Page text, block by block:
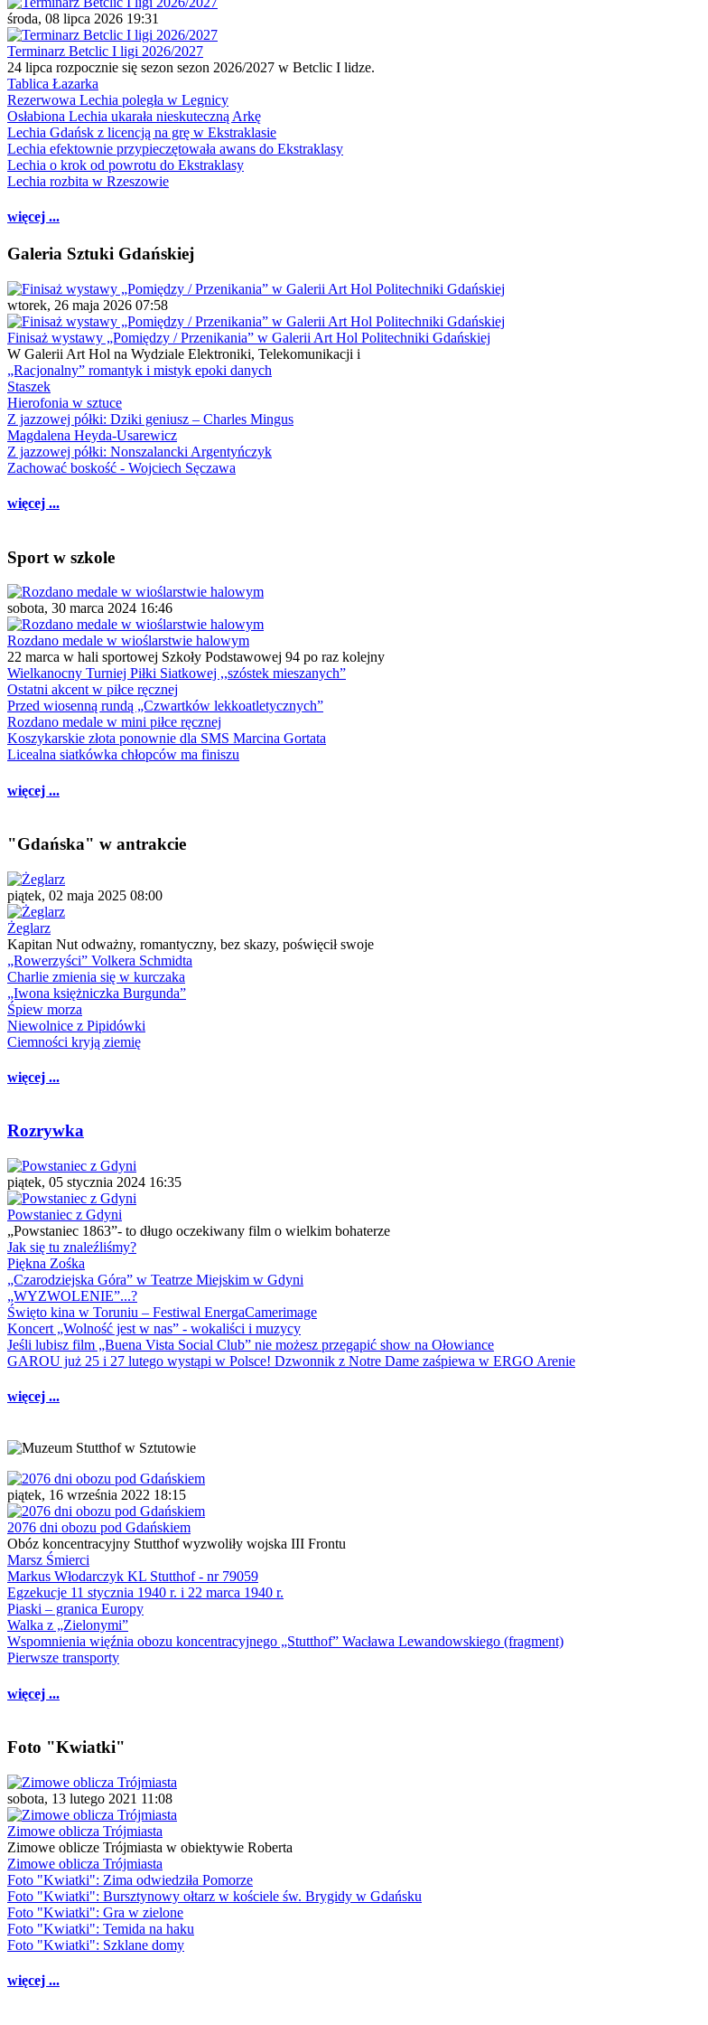
środa, 08 lipca 2026 19:31
Terminarz Betclic I ligi 2026/2027
24 lipca rozpocznie się sezon sezon 2026/2027 w Betclic I lidze.
Tablica Łazarka
Rezerwowa Lechia poległa w Legnicy
Osłabiona Lechia ukarała nieskuteczną Arkę
Lechia Gdańsk z licencją na grę w Ekstraklasie
Lechia efektownie przypieczętowała awans do Ekstraklasy
Lechia o krok od powrotu do Ekstraklasy
Lechia rozbita w Rzeszowie
więcej ...
Galeria Sztuki Gdańskiej
wtorek, 26 maja 2026 07:58
Finisaż wystawy „Pomiędzy / Przenikania” w Galerii Art Hol Politechniki Gdańskiej
W Galerii Art Hol na Wydziale Elektroniki, Telekomunikacji i
„Racjonalny” romantyk i mistyk epoki danych
Staszek
Hierofonia w sztuce
Z jazzowej półki: Dziki geniusz – Charles Mingus
Magdalena Heyda-Usarewicz
Z jazzowej półki: Nonszalancki Argentyńczyk
Zachować boskość - Wojciech Sęczawa
więcej ...
Sport w szkole
sobota, 30 marca 2024 16:46
Rozdano medale w wioślarstwie halowym
22 marca w hali sportowej Szkoły Podstawowej 94 po raz kolejny
Wielkanocny Turniej Piłki Siatkowej ,,szóstek mieszanych”
Ostatni akcent w piłce ręcznej
Przed wiosenną rundą „Czwartków lekkoatletycznych”
Rozdano medale w mini piłce ręcznej
Koszykarskie złota ponownie dla SMS Marcina Gortata
Licealna siatkówka chłopców ma finiszu
więcej ...
"Gdańska" w antrakcie
piątek, 02 maja 2025 08:00
Żeglarz
Kapitan Nut odważny, romantyczny, bez skazy, poświęcił swoje
„Rowerzyści” Volkera Schmidta
Charlie zmienia się w kurczaka
„Iwona księżniczka Burgunda”
Śpiew morza
Niewolnice z Pipidówki
Ciemności kryją ziemię
więcej ...
Rozrywka
piątek, 05 stycznia 2024 16:35
Powstaniec z Gdyni
„Powstaniec 1863”- to długo oczekiwany film o wielkim bohaterze
Jak się tu znaleźliśmy?
Piękna Zośka
„Czarodziejska Góra” w Teatrze Miejskim w Gdyni
„WYZWOLENIE”...?
Święto kina w Toruniu – Festiwal EnergaCamerimage
Koncert „Wolność jest w nas” - wokaliści i muzycy
Jeśli lubisz film „Buena Vista Social Club” nie możesz przegapić show na Ołowiance
GAROU już 25 i 27 lutego wystąpi w Polsce! Dzwonnik z Notre Dame zaśpiewa w ERGO Arenie
więcej ...
piątek, 16 września 2022 18:15
2076 dni obozu pod Gdańskiem
Obóz koncentracyjny Stutthof wyzwoliły wojska III Frontu
Marsz Śmierci
Markus Włodarczyk KL Stutthof - nr 79059
Egzekucje 11 stycznia 1940 r. i 22 marca 1940 r.
Piaski – granica Europy
Walka z „Zielonymi”
Wspomnienia więźnia obozu koncentracyjnego „Stutthof” Wacława Lewandowskiego (fragment)
Pierwsze transporty
więcej ...
Foto "Kwiatki"
sobota, 13 lutego 2021 11:08
Zimowe oblicza Trójmiasta
Zimowe oblicze Trójmiasta w obiektywie Roberta
Zimowe oblicza Trójmiasta
Foto "Kwiatki": Zima odwiedziła Pomorze
Foto "Kwiatki": Bursztynowy ołtarz w kościele św. Brygidy w Gdańsku
Foto "Kwiatki": Gra w zielone
Foto "Kwiatki": Temida na haku
Foto "Kwiatki": Szklane domy
więcej ...